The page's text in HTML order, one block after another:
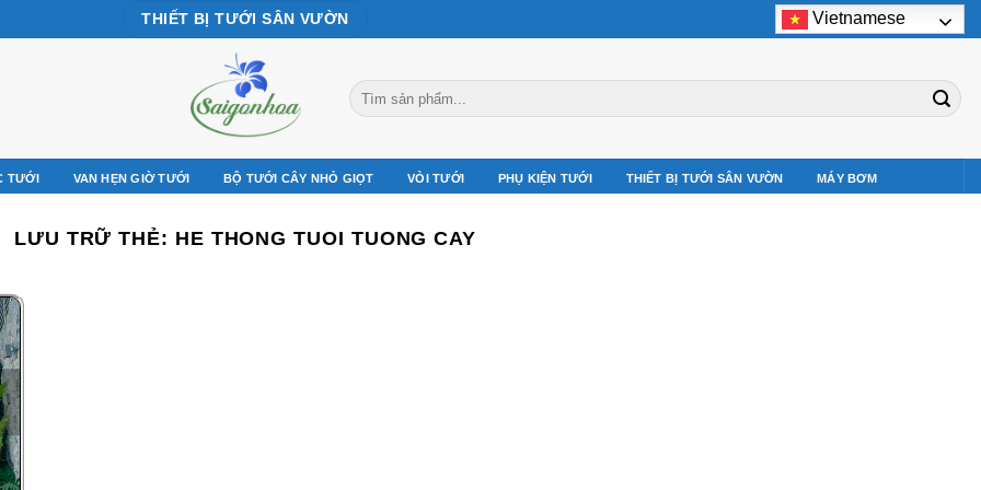
THIẾT BỊ TƯỚI SÂN VƯỜN Vietnamese
Tìm
kiếm:
TƯỚI VAN HẸN GIỜ TƯỚI BỘ TƯỚI CÂY NHỎ GIỌT VÒI TƯỚI PHỤ KIỆN TƯỚI THIẾT BỊ TƯỚI SÂN VƯỜN MÁY BƠM
LƯU TRỮ THẺ: HE THONG TUOI TUONG CAY